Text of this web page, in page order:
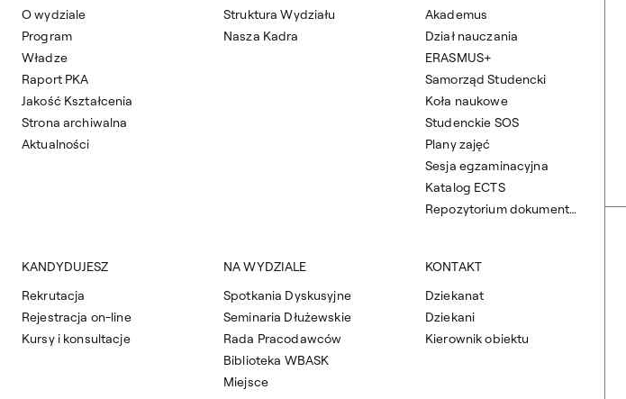
O wydziale
Program
Władze
Raport PKA
Jakość Kształcenia
Strona archiwalna
Aktualności
Struktura Wydziału
Nasza Kadra
Akademus
Dział nauczania
ERASMUS+
Samorząd Studencki
Koła naukowe
Studenckie SOS
Plany zajęć
Sesja egzaminacyjna
Katalog ECTS
Repozytorium dokumentów
KANDYDUJESZ
Rekrutacja
Rejestracja on-line
Kursy i konsultacje
NA WYDZIALE
Spotkania Dyskusyjne
Seminaria Dłużewskie
Rada Pracodawców
Biblioteka WBASK
Miejsce
KONTAKT
Dziekanat
Dziekani
Kierownik obiektu